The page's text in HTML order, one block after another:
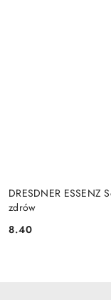
DRESDNER ESSENZ
zdrów
Cena:
8.40